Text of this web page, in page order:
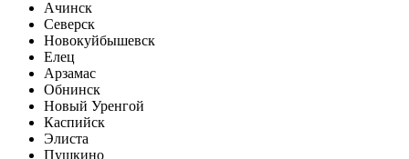
Ачинск
Северск
Новокуйбышевск
Елец
Арзамас
Обнинск
Новый Уренгой
Каспийск
Элиста
Пушкино